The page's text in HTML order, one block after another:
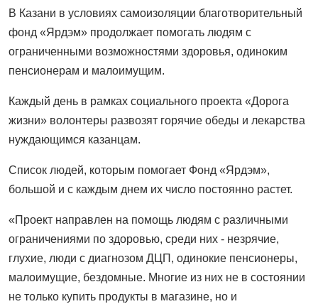
В Казани в условиях самоизоляции благотворительный
фонд «Ярдэм» продолжает помогать людям с
ограниченными возможностями здоровья, одиноким
пенсионерам и малоимущим.
Каждый день в рамках социального проекта «Дорога
жизни» волонтеры развозят горячие обеды и лекарства
нуждающимся казанцам.
Список людей, которым помогает Фонд «Ярдэм»,
большой и с каждым днем их число постоянно растет.
«Проект направлен на помощь людям с различными
ограничениями по здоровью, среди них - незрячие,
глухие, люди с диагнозом ДЦП, одинокие пенсионеры,
малоимущие, бездомные. Многие из них не в состоянии
не только купить продукты в магазине, но и